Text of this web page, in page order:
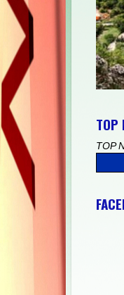
TOP
TOP
MAZARA"